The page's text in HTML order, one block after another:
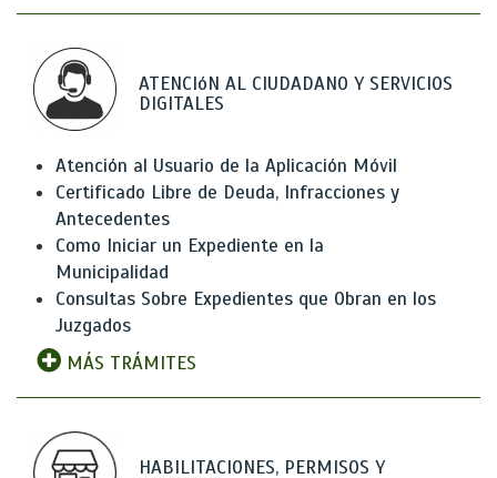
ATENCIóN AL CIUDADANO Y SERVICIOS
DIGITALES
Atención al Usuario de la Aplicación Móvil
Certificado Libre de Deuda, Infracciones y
Antecedentes
Como Iniciar un Expediente en la
Municipalidad
Consultas Sobre Expedientes que Obran en los
Juzgados
MÁS TRÁMITES
HABILITACIONES, PERMISOS Y